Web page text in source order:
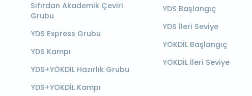
Sıfırdan Akademik Çeviri
Grubu
YDS Express Grubu
YDS Kampı
YDS+YÖKDİL Hazırlık Grubu
YDS+YÖKDİL Kampı
YDS Başlangıç
YDS İleri Seviye
YÖKDİL Başlangıç
YÖKDİL İleri Seviye